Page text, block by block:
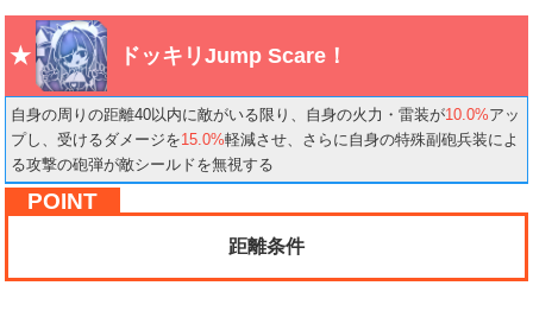
ドッキリJump Scare！
自身の周りの距離40以内に敵がいる限り、自身の火力・雷装が10.0%アッ
プし、受けるダメージを15.0%軽減させ、さらに自身の特殊副砲兵装によ
る攻撃の砲弾が敵シールドを無視する
距離条件